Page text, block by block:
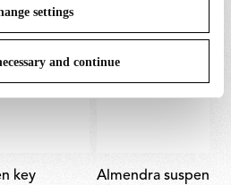
settings
and continue
key
almendra suspension white body